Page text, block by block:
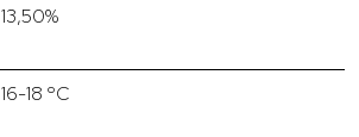
13,50%
16-18 ºC